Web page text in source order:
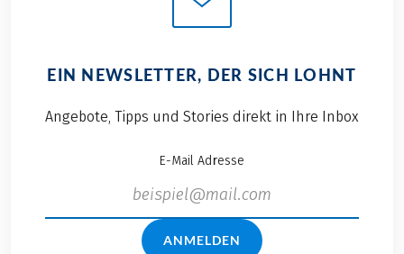
EIN NEWSLETTER, DER SICH LOHNT
Angebote, Tipps und Stories direkt in Ihre Inbox
E-Mail Adresse
ANMELDEN